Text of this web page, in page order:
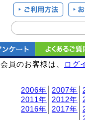
会員のお客様は、 ログ
2006年 2007年
2011年
2012年
2016年
2017年